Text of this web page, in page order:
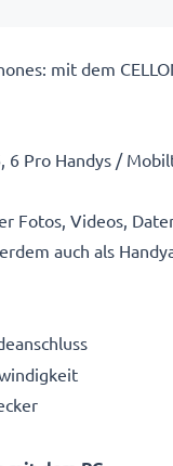
mit dem
6 Pro Handys /
Fotos, Videos,
auch als